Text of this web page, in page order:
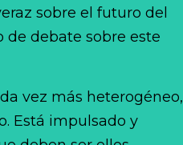
sobre el futuro del
de debate sobre este
vez más heterogéneo,
Está impulsado y